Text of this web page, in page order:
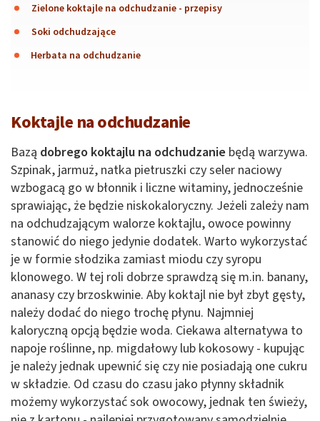
Zielone koktajle na odchudzanie - przepisy
Soki odchudzające
Herbata na odchudzanie
Koktajle na odchudzanie
Bazą dobrego koktajlu na odchudzanie będą warzywa.
Szpinak, jarmuż, natka pietruszki czy seler naciowy
wzbogacą go w błonnik i liczne witaminy, jednocześnie
sprawiając, że będzie niskokaloryczny. Jeżeli zależy nam
na odchudzającym walorze koktajlu, owoce powinny
stanowić do niego jedynie dodatek. Warto wykorzystać
je w formie słodzika zamiast miodu czy syropu
klonowego. W tej roli dobrze sprawdzą się m.in. banany,
ananasy czy brzoskwinie. Aby koktajl nie był zbyt gęsty,
należy dodać do niego trochę płynu. Najmniej
kaloryczną opcją będzie woda. Ciekawa alternatywa to
napoje roślinne, np. migdałowy lub kokosowy - kupując
je należy jednak upewnić się czy nie posiadają one cukru
w składzie. Od czasu do czasu jako płynny składnik
możemy wykorzystać sok owocowy, jednak ten świeży,